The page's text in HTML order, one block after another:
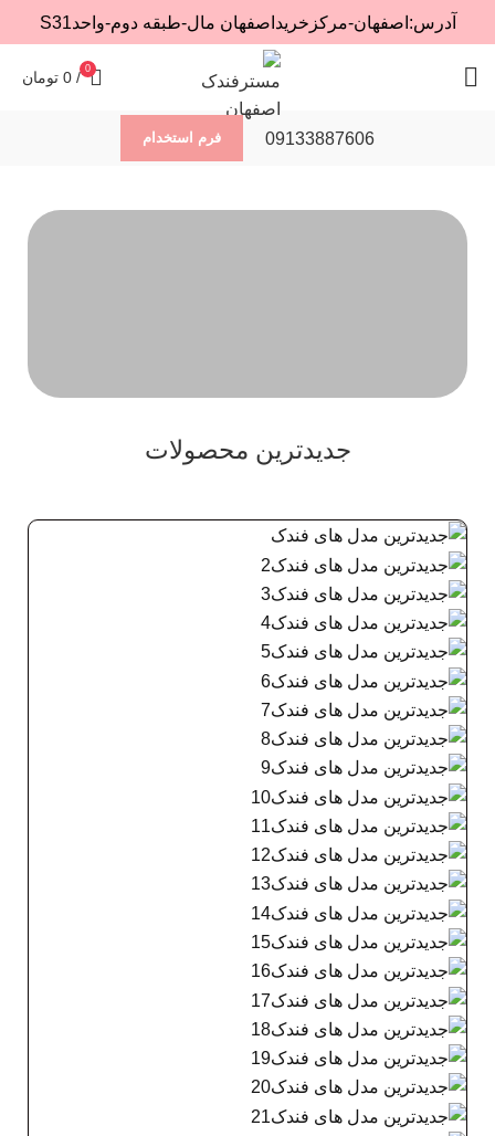
آدرس:اصفهان-مرکزخریداصفهان مال-طبقه دوم-واحدS31
0
/
0 تومان
09133887606 فرم استخدام
جدیدترین محصولات